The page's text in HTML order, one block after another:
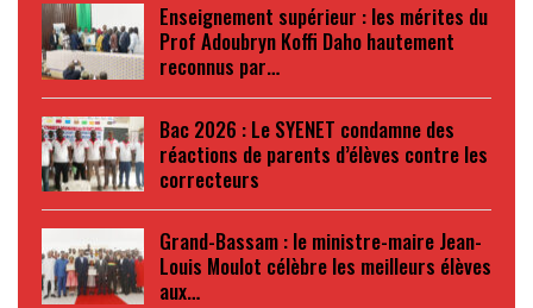
Enseignement supérieur : les mérites du
Prof Adoubryn Koffi Daho hautement
reconnus par…
Bac 2026 : Le SYENET condamne des
réactions de parents d’élèves contre les
correcteurs
Grand-Bassam : le ministre-maire Jean-
Louis Moulot célèbre les meilleurs élèves
aux…